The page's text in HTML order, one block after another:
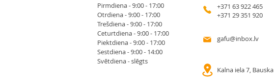
Pirmdiena - 9:00 - 17:00
Otrdiena - 9:00 - 17:00
Trešdiena - 9:00 - 17:00
Ceturtdiena - 9:00 - 17:00
Piektdiena - 9:00 - 17:00
Sestdiena - 9:00 - 14:00
Svētdiena - slēgts
+371 63 922 465
+371 29 351 920
gafu@inbox.lv
Kalna iela 7, Bauska